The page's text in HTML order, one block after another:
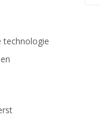
technologie